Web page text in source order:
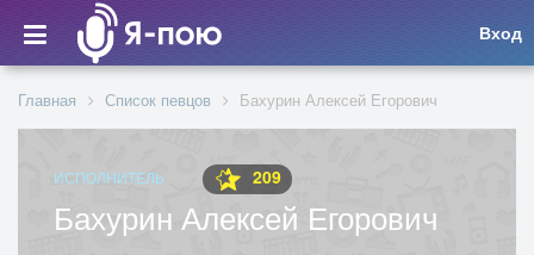
Вход
Главная Список певцов Бахурин Алексей Егорович
ИСПОЛНИТЕЛЬ 209
Бахурин Алексей Егорович